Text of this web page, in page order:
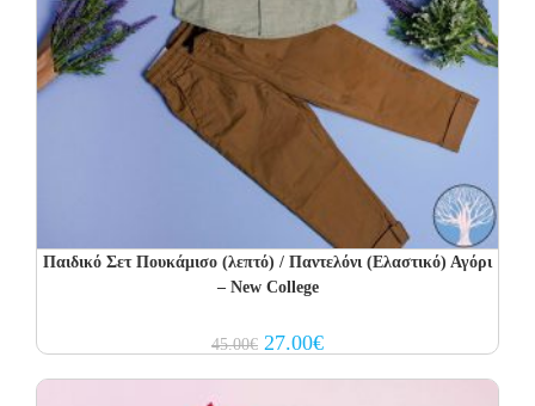
Παιδικό Σετ Πουκάμισο (λεπτό) / Παντελόνι (Ελαστικό) Αγόρι
– New College
45.00€ Original
price
27.00€Current
price